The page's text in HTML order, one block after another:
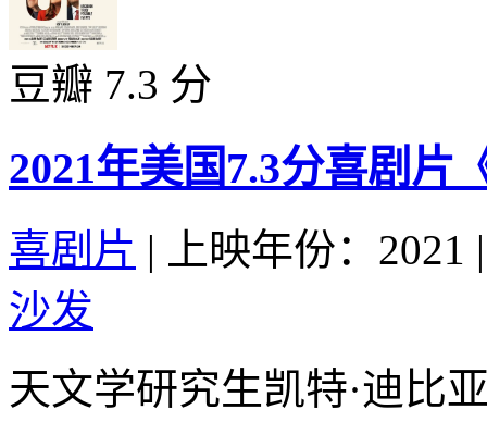
豆瓣 7.3 分
2021年美国7.3分喜剧片
喜剧片 | 上映年份：2021 |
沙发
天文学研究生凯特·迪比